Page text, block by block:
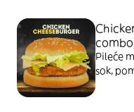
combo
Pileće
sok,